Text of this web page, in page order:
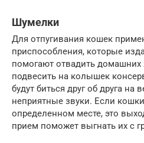
Шумелки
Для отпугивания кошек
приспособления, которые
помогают отвадить
подвесить на колышек
будут биться друг об друга на
неприятные звуки. Если
определенном месте, это
прием поможет выгнать их с